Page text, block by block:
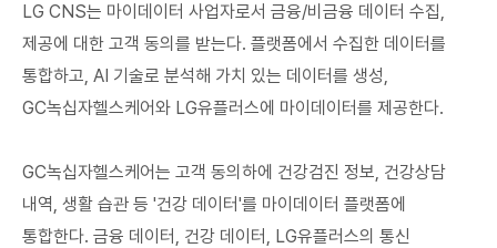
LG CNS는 마이데이터 사업자로서 금융/비금융 데이터 수집,
제공에 대한 고객 동의를 받는다. 플랫폼에서 수집한 데이터를
통합하고, AI 기술로 분석해 가치 있는 데이터를 생성,
GC녹십자헬스케어와 LG유플러스에 마이데이터를 제공한다.
GC녹십자헬스케어는 고객 동의하에 건강검진 정보, 건강상담
내역, 생활 습관 등 '건강 데이터'를 마이데이터 플랫폼에
통합한다. 금융 데이터, 건강 데이터, LG유플러스의 통신